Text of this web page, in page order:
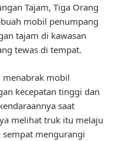
Tajam, Tiga Orang
mobil penumpang
tajam di kawasan
tewas di tempat.
menabrak mobil
kecepatan tinggi dan
saat
melihat truk itu melaju
sempat mengurangi